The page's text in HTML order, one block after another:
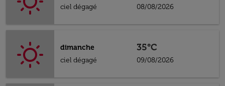
ciel dégagé
08/08/2026
dimanche
ciel dégagé
35°C
09/08/2026